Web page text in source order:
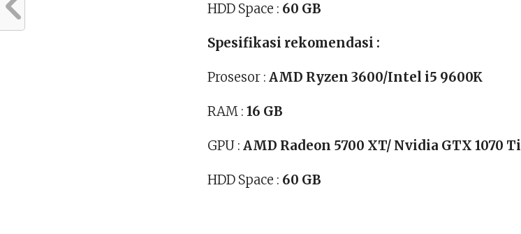
HDD Space : 60 GB
Spesifikasi rekomendasi :
Prosesor : AMD Ryzen 3600/Intel i5 9600K
RAM :16 GB
GPU : AMD Radeon 5700 XT/ Nvidia GTX 1070 Ti
HDD Space : 60 GB